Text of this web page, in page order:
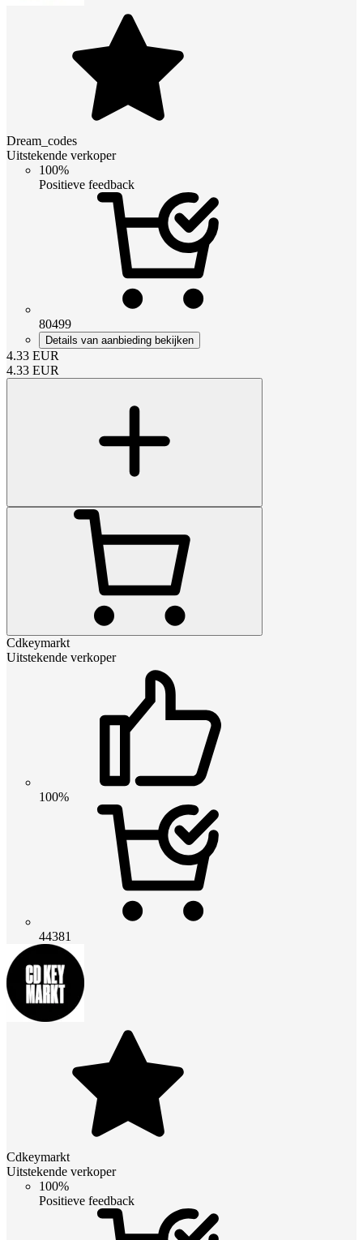
Dream_codes
Uitstekende verkoper
100%
Positieve feedback
80499
Details van aanbieding bekijken
4.33 EUR
4.33 EUR
Cdkeymarkt
Uitstekende verkoper
100%
44381
Cdkeymarkt
Uitstekende verkoper
100%
Positieve feedback